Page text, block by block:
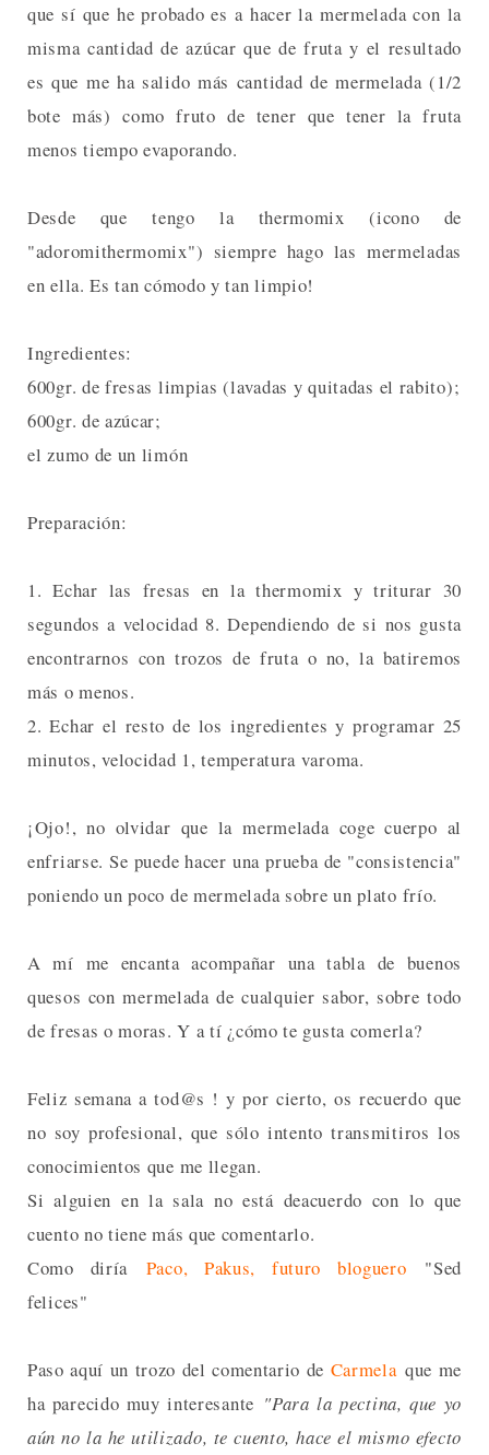
que sí que he probado es a hacer la mermelada con la
misma cantidad de azúcar que de fruta y el resultado
es que me ha salido más cantidad de mermelada (1/2
bote más) como fruto de tener que tener la fruta
menos tiempo evaporando.
Desde que tengo la thermomix (icono de
"adoromithermomix") siempre hago las mermeladas
en ella. Es tan cómodo y tan limpio!
Ingredientes:
600gr. de fresas limpias (lavadas y quitadas el rabito);
600gr. de azúcar;
el zumo de un limón
Preparación:
1. Echar las fresas en la thermomix y triturar 30
segundos a velocidad 8. Dependiendo de si nos gusta
encontrarnos con trozos de fruta o no, la batiremos
más o menos.
2. Echar el resto de los ingredientes y programar 25
minutos, velocidad 1, temperatura varoma.
¡Ojo!, no olvidar que la mermelada coge cuerpo al
enfriarse. Se puede hacer una prueba de "consistencia"
poniendo un poco de mermelada sobre un plato frío.
A mí me encanta acompañar una tabla de buenos
quesos con mermelada de cualquier sabor, sobre todo
de fresas o moras. Y a tí ¿cómo te gusta comerla?
Feliz semana a tod@s ! y por cierto, os recuerdo que
no soy profesional, que sólo intento transmitiros los
conocimientos que me llegan.
Si alguien en la sala no está deacuerdo con lo que
cuento no tiene más que comentarlo.
Como diría Paco, Pakus, futuro bloguero "Sed
felices"
Paso aquí un trozo del comentario de Carmelaque me
ha parecido muy interesante "Para la pectina, que yo
aún no la he utilizado, te cuento, hace el mismo efecto